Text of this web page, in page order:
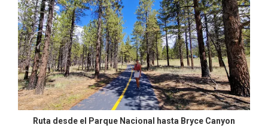
Ruta desde el Parque Nacional hasta Bryce Canyon